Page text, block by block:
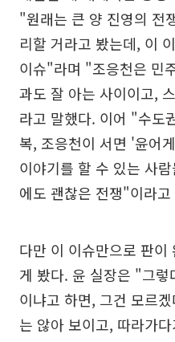
"원래는 큰 양 진영의 전
리할 거라고 봤는데, 이
이슈"라며 "조응천은 민
과도 잘 아는 사이이고,
라고 말했다. 이어 "수도
복, 조응천이 서면 '윤어
이야기를 할 수 있는 사
에도 괜찮은 전쟁"이라고
다만 이 이슈만으로 판
게 봤다. 윤 실장은 "그
이냐고 하면, 그건 모르
는 않아 보이고, 따라가